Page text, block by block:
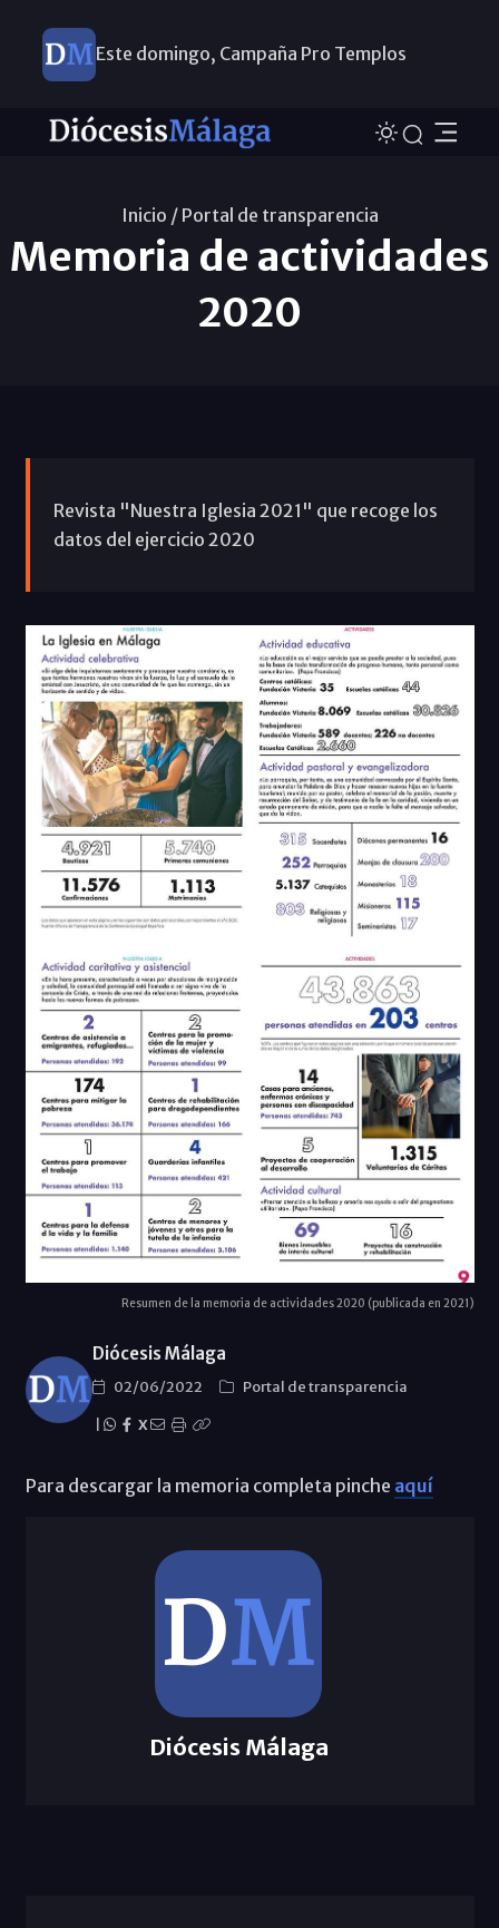
Este domingo, Campaña Pro Templos
Inicio / Portal de transparencia
Memoria de actividades
2020
Revista "Nuestra Iglesia 2021" que recoge los
datos del ejercicio 2020
Resumen de la memoria de actividades 2020 (publicada en 2021)
Diócesis Málaga
02/06/2022
Portal de transparencia
X
Para descargar la memoria completa pinche aquí
Diócesis Málaga